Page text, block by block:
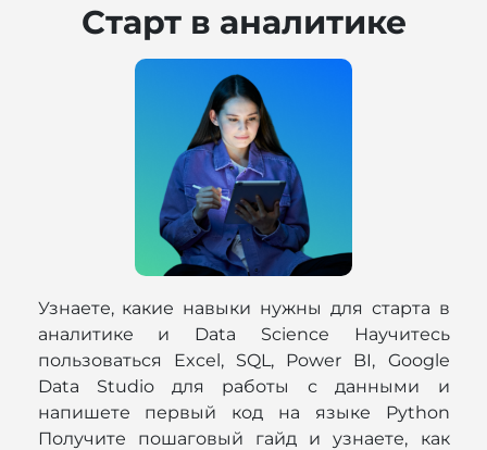
Старт в аналитике
Узнаете, какие навыки нужны для старта в
аналитике и Data Science Научитесь
пользоваться Excel, SQL, Power BI, Google
Data Studio для работы с данными и
напишете первый код на языке Python
Получите пошаговый гайд и узнаете, как